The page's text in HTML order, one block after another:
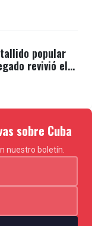
popular
revivió el
sobre Cuba
nuestro boletín.